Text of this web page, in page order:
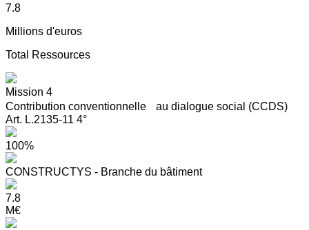
7.8
Millions d'euros
Total Ressources
Mission 4
Contribution conventionnelle au dialogue social (CCDS)
Art. L.2135-11 4°
100%
CONSTRUCTYS - Branche du bâtiment
7.8
M€